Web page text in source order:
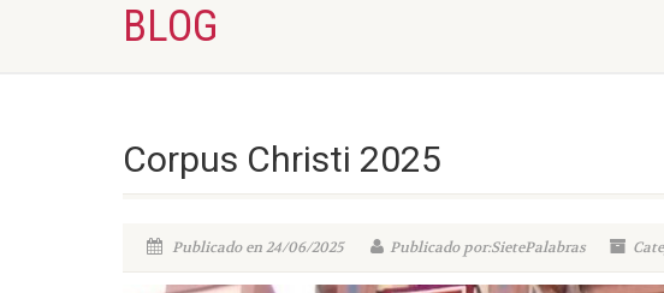
BLOG
Corpus Christi 2025
Publicado en 24/06/2025 Publicado por:SietePalabras